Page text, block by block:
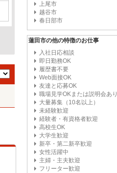
上尾市
越谷市
春日部市
蓮田市の他の特徴のお仕事
入社日応相談
即日勤務OK
履歴書不要
Web面接OK
友達と応募OK
職場見学OKまたは説明会あり
大量募集（10名以上）
未経験歓迎
経験者・有資格者歓迎
高校生OK
大学生歓迎
新卒・第二新卒歓迎
女性活躍中
主婦・主夫歓迎
フリーター歓迎